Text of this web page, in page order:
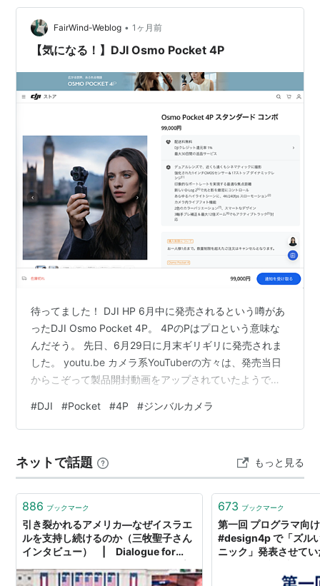
FairWind-Weblog • 1ヶ月前
【気になる！】DJI Osmo Pocket 4P
待ってました！ DJI HP 6月中に発売されるという噂があ
ったDJI Osmo Pocket 4P。 4PのPはプロという意味な
んだそう。 先日、6月29日に月末ギリギリに発売されま
した。 youtu.be カメラ系YouTuberの方々は、発売当日
からこぞって製品開封動画をアップされていたようで
大本命。 長らく発売を待ち侘びていた方も多いのではな
いでしょうか。 youtu.be かくいう私もその一人です。
「買い」だと思います。 youtu.be あとは、どのパッケー
ジにする…
#DJI #Pocket #4P #ジンバルカメラ
ネットで話題 もっと見る
886 ブックマーク
引き裂かれるアメリカ―なぜイスラエ
ルを支持し続けるのか（三牧聖子さん
インタビュー） | Dialogue for
／D4P）
673 ブックマーク
第一回 プログラマ向
#design4p で「ズル
ニック」発表させて